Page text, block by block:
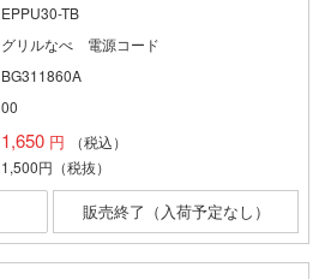
EPPU30-TB
グリルなべ 電源コード
BG311860A
00
1,650
（税込）
1,500円 （税抜）
販売終了（入荷予定なし）